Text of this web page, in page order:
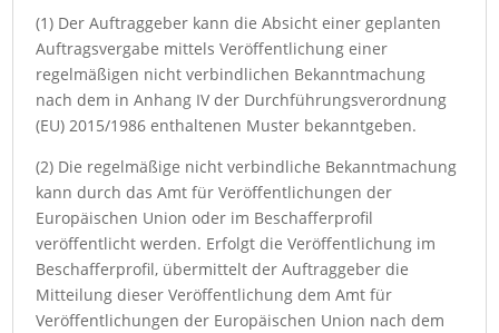
(1) Der Auftraggeber kann die Absicht einer geplanten
Auftragsvergabe mittels Veröffentlichung einer
regelmäßigen nicht verbindlichen Bekanntmachung
nach dem in Anhang IV der Durchführungsverordnung
(EU) 2015/1986 enthaltenen Muster bekanntgeben.
(2) Die regelmäßige nicht verbindliche Bekanntmachung
kann durch das Amt für Veröffentlichungen der
Europäischen Union oder im Beschafferprofil
veröffentlicht werden. Erfolgt die Veröffentlichung im
Beschafferprofil, übermittelt der Auftraggeber die
Mitteilung dieser Veröffentlichung dem Amt für
Veröffentlichungen der Europäischen Union nach dem